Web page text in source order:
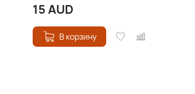
15AUD
В корзину